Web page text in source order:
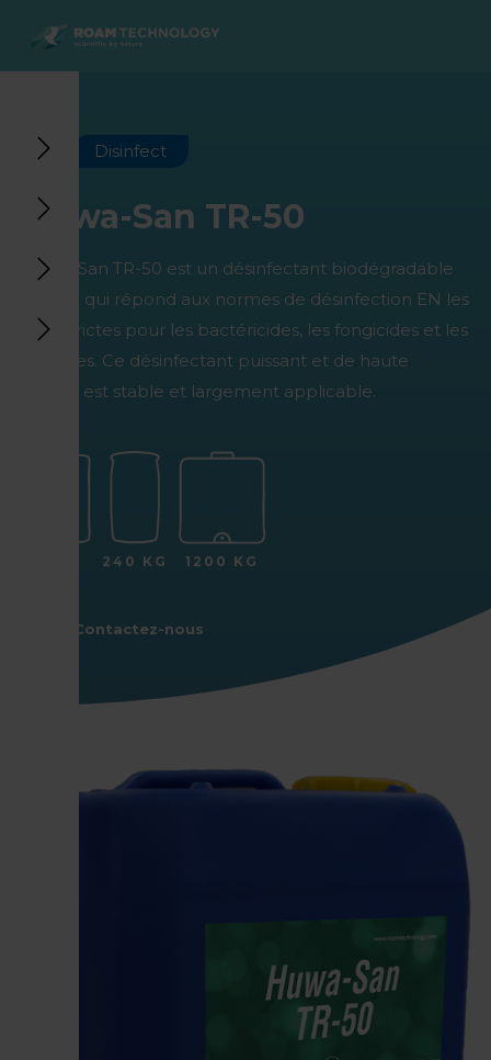
ROAM
Agro Solutions
Produits
Tous les cas
Livestock Solutions
Produits
Tous les cas
Industrial Applications
Produits
Tous les cas
Medical Support
Produits Medical Support
Tous les cas
Disinfect
Huwa-San TR-50
Huwa-San TR-50 est un désinfectant biodégradable
unique qui répond aux normes de désinfection EN les
plus strictes pour les bactéricides, les fongicides et les
virucides. Ce désinfectant puissant et de haute
qualité est stable et largement applicable.
240 KG 1200 KG
Contactez-nous